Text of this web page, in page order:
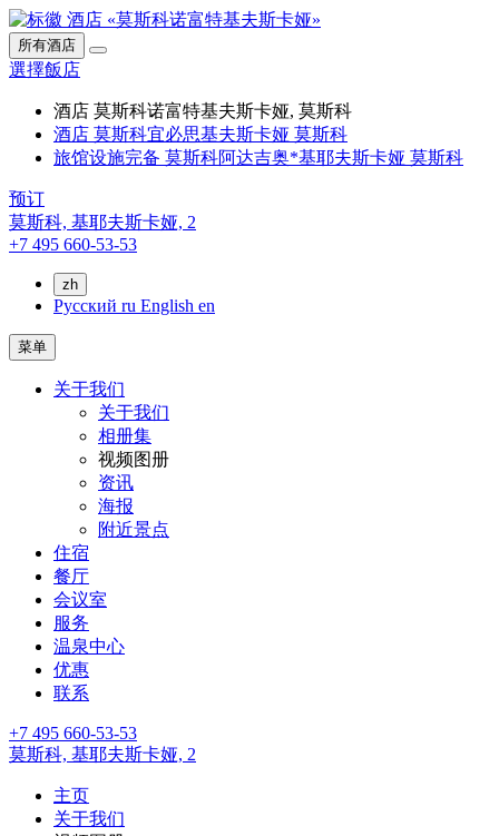
所有酒店
選擇飯店
酒店 莫斯科诺富特基夫斯卡娅, 莫斯科
酒店 莫斯科宜必思基夫斯卡娅 莫斯科
旅馆设施完备 莫斯科阿达吉奥*基耶夫斯卡娅 莫斯科
预订
莫斯科, 基耶夫斯卡娅, 2
+7 495 660-53-53
zh
Русский ru English en
菜单
关于我们
关于我们
相册集
视频图册
资讯
海报
附近景点
住宿
餐厅
会议室
服务
温泉中心
优惠
联系
+7 495 660-53-53
莫斯科, 基耶夫斯卡娅, 2
主页
关于我们